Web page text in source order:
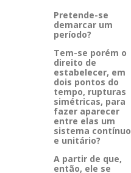
Pretende-se
demarcar um
período?
Tem-se porém o
direito de
estabelecer, em
dois pontos do
tempo, rupturas
simétricas, para
fazer aparecer
entre elas um
sistema contínuo
e unitário?
A partir de que,
então, ele se